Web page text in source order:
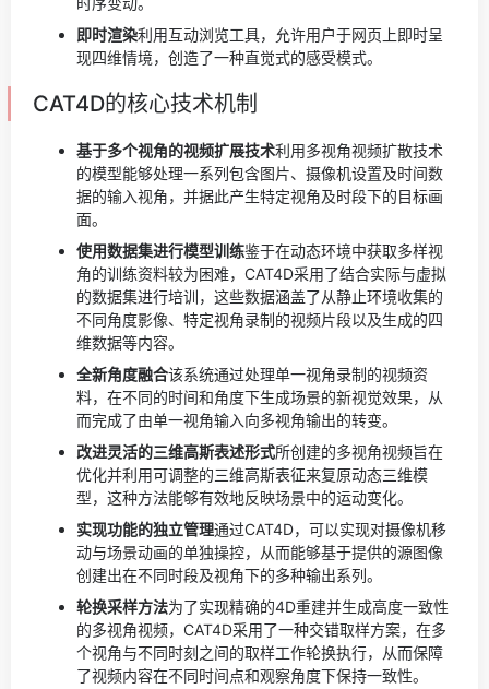
即时渲染利用互动浏览工具，允许用户于网页上即时呈
现四维情境，创造了一种直觉式的感受模式。
CAT4D的核心技术机制
基于多个视角的视频扩展技术利用多视角视频扩散技术
的模型能够处理一系列包含图片、摄像机设置及时间数
据的输入视角，并据此产生特定视角及时段下的目标画
面。
使用数据集进行模型训练鉴于在动态环境中获取多样视
角的训练资料较为困难，CAT4D采用了结合实际与虚拟
的数据集进行培训，这些数据涵盖了从静止环境收集的
不同角度影像、特定视角录制的视频片段以及生成的四
维数据等内容。
全新角度融合该系统通过处理单一视角录制的视频资
料，在不同的时间和角度下生成场景的新视觉效果，从
而完成了由单一视角输入向多视角输出的转变。
改进灵活的三维高斯表述形式所创建的多视角视频旨在
优化并利用可调整的三维高斯表征来复原动态三维模
型，这种方法能够有效地反映场景中的运动变化。
实现功能的独立管理通过CAT4D，可以实现对摄像机移
动与场景动画的单独操控，从而能够基于提供的源图像
创建出在不同时段及视角下的多种输出系列。
轮换采样方法为了实现精确的4D重建并生成高度一致性
的多视角视频，CAT4D采用了一种交错取样方案，在多
个视角与不同时刻之间的取样工作轮换执行，从而保障
了视频内容在不同时间点和观察角度下保持一致性。